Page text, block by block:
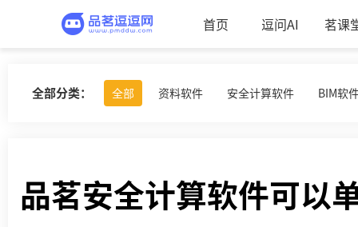
首页 逗问AI 茗课
全部分类： 全部 资料软件 安全计算软件 BIM软
品茗安全计算软件可以